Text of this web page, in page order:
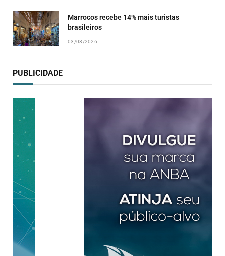
Marrocos recebe 14% mais turistas
brasileiros
03/08/2026
PUBLICIDADE